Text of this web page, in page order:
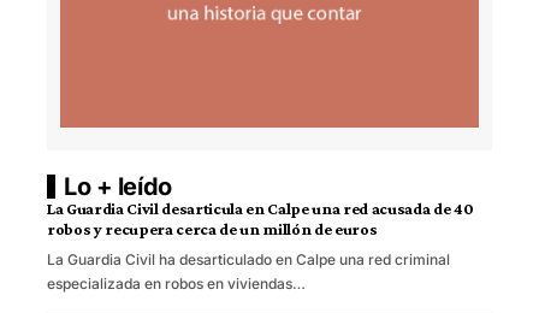
Lo + leído
La Guardia Civil desarticula en Calpe una red acusada de 40
robos y recupera cerca de un millón de euros
La Guardia Civil ha desarticulado en Calpe una red criminal
especializada en robos en viviendas…